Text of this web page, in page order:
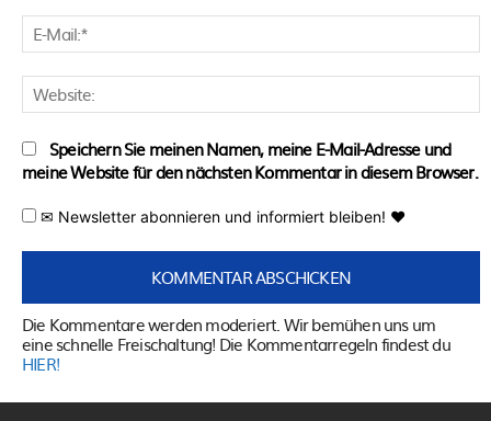
Speichern Sie meinen Namen, meine E-Mail-Adresse und
meine Website für den nächsten Kommentar in diesem Browser.
✉ Newsletter abonnieren und informiert bleiben! ♥
Die Kommentare werden moderiert. Wir bemühen uns um
eine schnelle Freischaltung! Die Kommentarregeln findest du
HIER!